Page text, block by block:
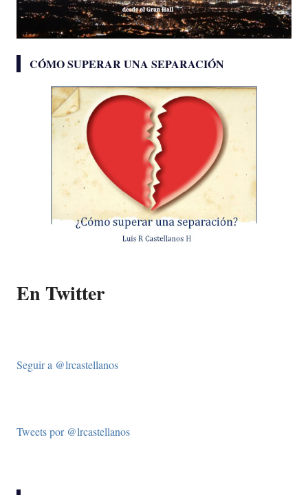
CÓMO SUPERAR UNA SEPARACIÓN
En Twitter
Seguir a @lrcastellanos
Tweets por @lrcastellanos